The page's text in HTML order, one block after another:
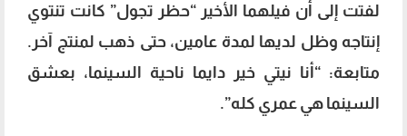
لفتت إلى أن فيلهما الأخير “حظر تجول” كانت تنتوي
إنتاجه وظل لديها لمدة عامين، حتى ذهب لمنتج آخر.
متابعة: “أنا نيتي خير دايما ناحية السينما، بعشق
السينما هي عمري كله”.